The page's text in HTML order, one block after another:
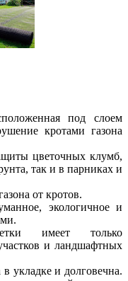
под слоем
кротами газона
цветочных клумб,
так и в парниках и
от кротов.
экологичное и
имеет только
и ландшафтных
укладке и долговечна.